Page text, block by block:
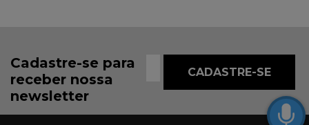
Cadastre-se para
receber nossa
newsletter